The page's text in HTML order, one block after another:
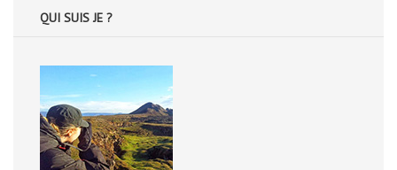
QUI SUIS JE ?